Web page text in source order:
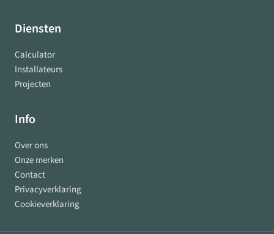
Diensten
Calculator
Installateurs
Projecten
Info
Over ons
Onze merken
Contact
Privacyverklaring
Cookieverklaring